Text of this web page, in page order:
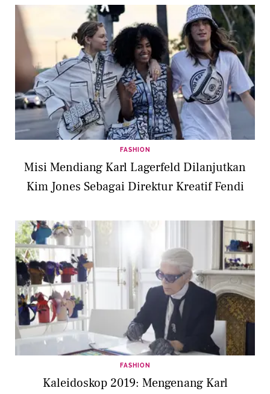
FASHION
Misi Mendiang Karl Lagerfeld Dilanjutkan
Kim Jones Sebagai Direktur Kreatif Fendi
FASHION
Kaleidoskop 2019: Mengenang Karl